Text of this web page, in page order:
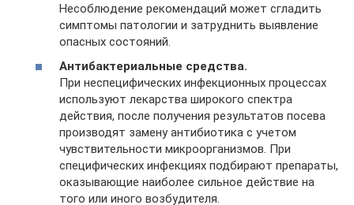
Несоблюдение рекомендаций может сгладить
симптомы патологии и затруднить выявление
опасных состояний.
Антибактериальные средства.
При неспецифических инфекционных процессах
используют лекарства широкого спектра
действия, после получения результатов посева
производят замену антибиотика с учетом
чувствительности микроорганизмов. При
специфических инфекциях подбирают препараты,
оказывающие наиболее сильное действие на
того или иного возбудителя.